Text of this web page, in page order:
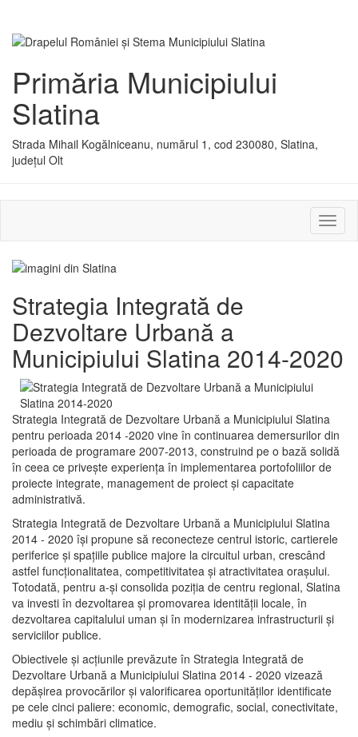
Primăria Municipiului
Slatina
Strada Mihail Kogălniceanu, numărul 1, cod 230080, Slatina,
județul Olt
sau
Strategia Integrată de
Dezvoltare Urbană a
Municipiului Slatina 2014-2020
Strategia Integrată de Dezvoltare Urbană a Municipiului Slatina
pentru perioada 2014 -2020 vine în continuarea demersurilor din
perioada de programare 2007-2013, construind pe o bază solidă
în ceea ce priveşte experienţa în implementarea portofoliilor de
proiecte integrate, management de proiect și capacitate
administrativă.
Strategia Integrată de Dezvoltare Urbană a Municipiului Slatina
2014 - 2020 își propune să reconecteze centrul istoric, cartierele
periferice şi spaţiile publice majore la circuitul urban, crescând
astfel funcţionalitatea, competitivitatea şi atractivitatea oraşului.
Totodată, pentru a-şi consolida poziţia de centru regional, Slatina
va investi în dezvoltarea şi promovarea identităţii locale, în
dezvoltarea capitalului uman şi în modernizarea infrastructurii şi
serviciilor publice.
Obiectivele şi acţiunile prevăzute în Strategia Integrată de
Dezvoltare Urbană a Municipiului Slatina 2014 - 2020 vizează
depășirea provocărilor şi valorificarea oportunităţilor identificate
pe cele cinci paliere: economic, demografic, social, conectivitate,
mediu şi schimbări climatice.